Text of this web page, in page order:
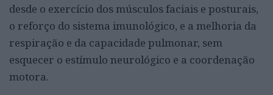
desde o exercício dos músculos faciais e posturais,
o reforço do sistema imunológico, e a melhoria da
respiração e da capacidade pulmonar, sem
esquecer o estímulo neurológico e a coordenação
motora.